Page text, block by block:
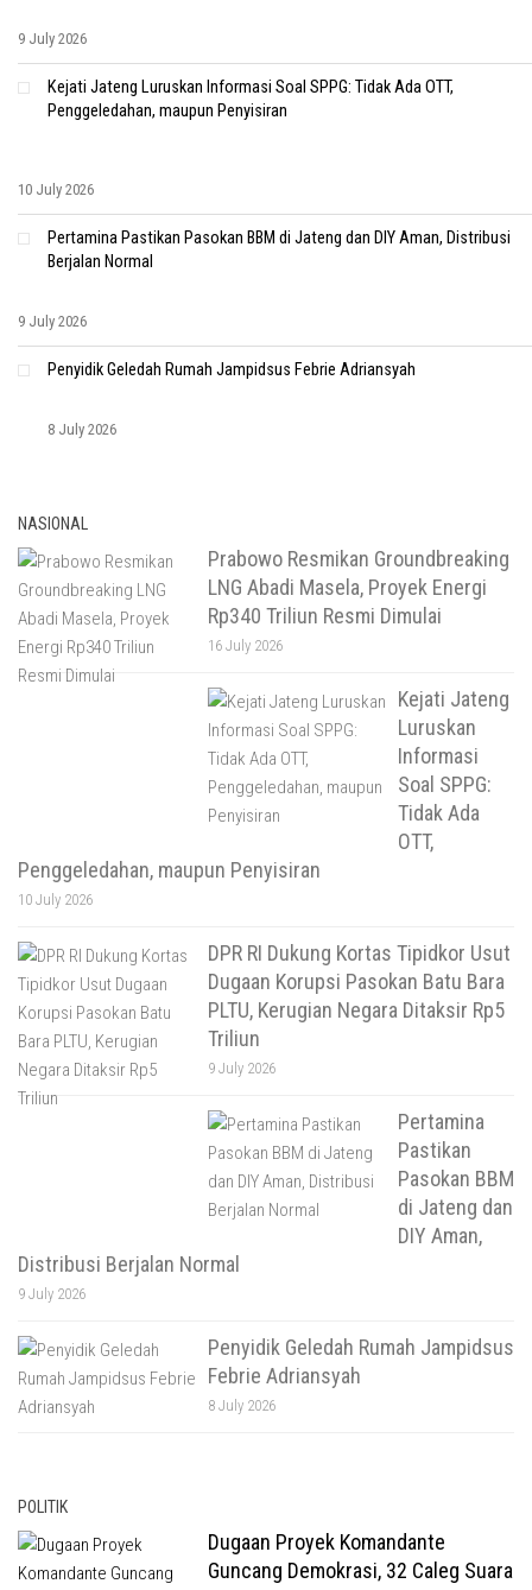
9 July 2026
Kejati Jateng Luruskan Informasi Soal SPPG: Tidak Ada OTT,
Penggeledahan, maupun Penyisiran
10 July 2026
Pertamina Pastikan Pasokan BBM di Jateng dan DIY Aman, Distribusi
Berjalan Normal
9 July 2026
Penyidik Geledah Rumah Jampidsus Febrie Adriansyah
8 July 2026
NASIONAL
Prabowo Resmikan Groundbreaking
LNG Abadi Masela, Proyek Energi
Rp340 Triliun Resmi Dimulai
16 July 2026
Kejati Jateng
Luruskan
Informasi
Soal SPPG:
Tidak Ada
OTT,
Penggeledahan, maupun Penyisiran
10 July 2026
DPR RI Dukung Kortas Tipidkor Usut
Dugaan Korupsi Pasokan Batu Bara
PLTU, Kerugian Negara Ditaksir Rp5
Triliun
9 July 2026
Pertamina
Pastikan
Pasokan BBM
di Jateng dan
DIY Aman,
Distribusi Berjalan Normal
9 July 2026
Penyidik Geledah Rumah Jampidsus
Febrie Adriansyah
8 July 2026
POLITIK
Dugaan Proyek Komandante
Guncang Demokrasi, 32 Caleg Suara